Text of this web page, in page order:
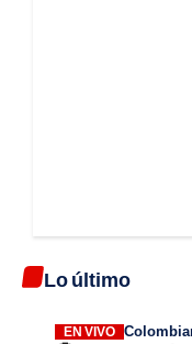
Lo último
EN VIVO